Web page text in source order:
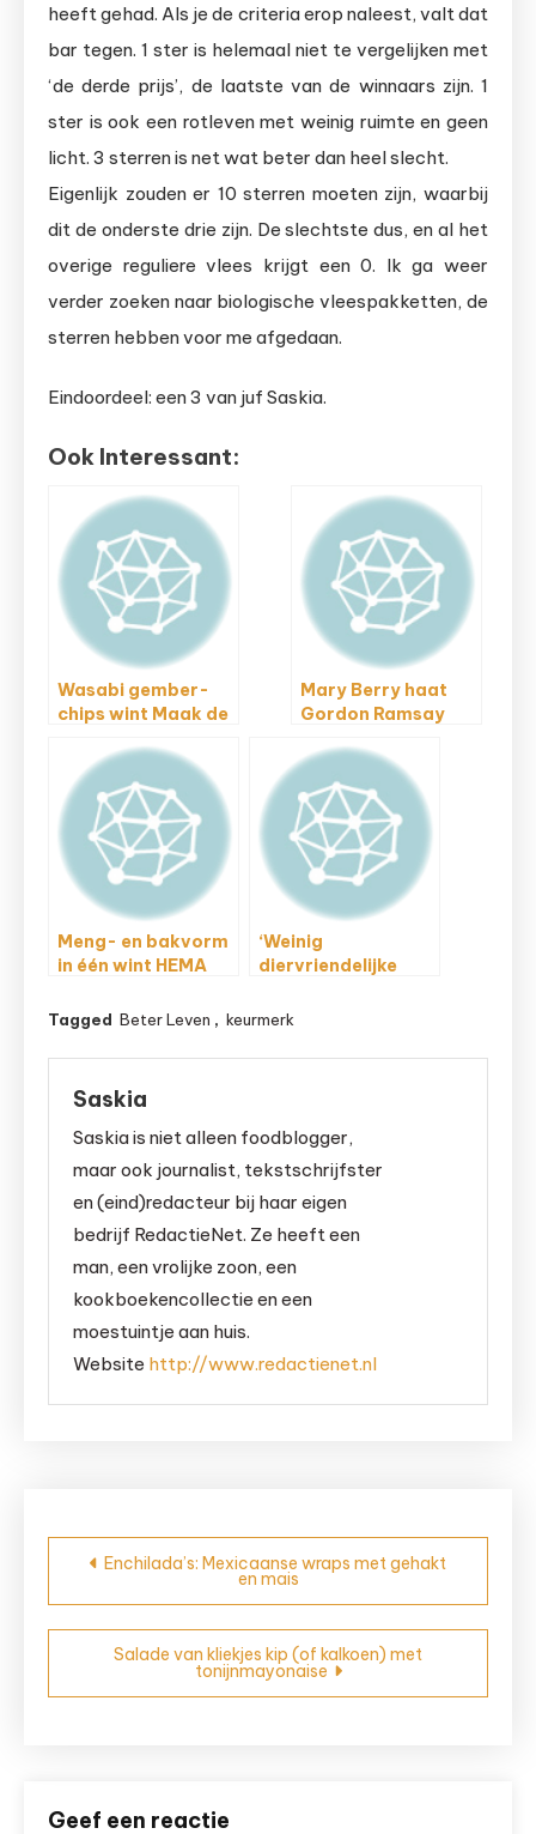
heeft gehad. Als je de criteria erop naleest, valt dat
bar tegen. 1 ster is helemaal niet te vergelijken met
‘de derde prijs’, de laatste van de winnaars zijn. 1
ster is ook een rotleven met weinig ruimte en geen
licht. 3 sterren is net wat beter dan heel slecht.
Eigenlijk zouden er 10 sterren moeten zijn, waarbij
dit de onderste drie zijn. De slechtste dus, en al het
overige reguliere vlees krijgt een 0. Ik ga weer
verder zoeken naar biologische vleespakketten, de
sterren hebben voor me afgedaan.
Eindoordeel: een 3 van juf Saskia.
Ook Interessant:
Wasabi gember-
chips wint Maak de
Mary Berry haat
Gordon Ramsay
Meng- en bakvorm
in één wint HEMA
‘Weinig
diervriendelijke
pretparken’
Tagged Beter Leven , keurmerk
Saskia
Saskia is niet alleen foodblogger,
maar ook journalist, tekstschrijfster
en (eind)redacteur bij haar eigen
bedrijf RedactieNet. Ze heeft een
man, een vrolijke zoon, een
kookboekencollectie en een
moestuintje aan huis.
Website http://www.redactienet.nl
Bericht
navigatie
Enchilada’s: Mexicaanse wraps met gehakt
en mais
Salade van kliekjes kip (of kalkoen) met
tonijnmayonaise
Geef een reactie